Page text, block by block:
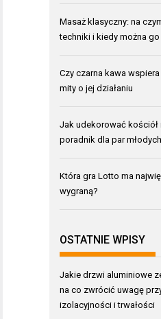
Masaż klasyczny: na
techniki i kiedy można
Czy czarna kawa
mity o jej działaniu
Jak udekorować kościół
poradnik dla par młodych
Która gra Lotto ma
wygraną?
OSTATNIE WPISY
Jakie drzwi aluminiowe
na co zwrócić uwagę
izolacyjności i trwałości